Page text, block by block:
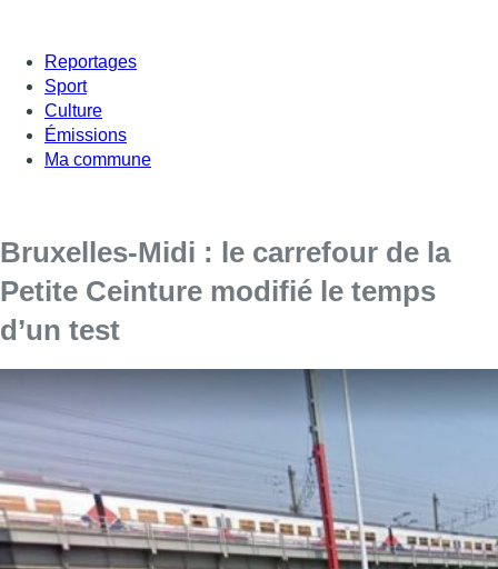
Reportages
Sport
Culture
Émissions
Ma commune
Bruxelles-Midi : le carrefour de la
Petite Ceinture modifié le temps
d’un test